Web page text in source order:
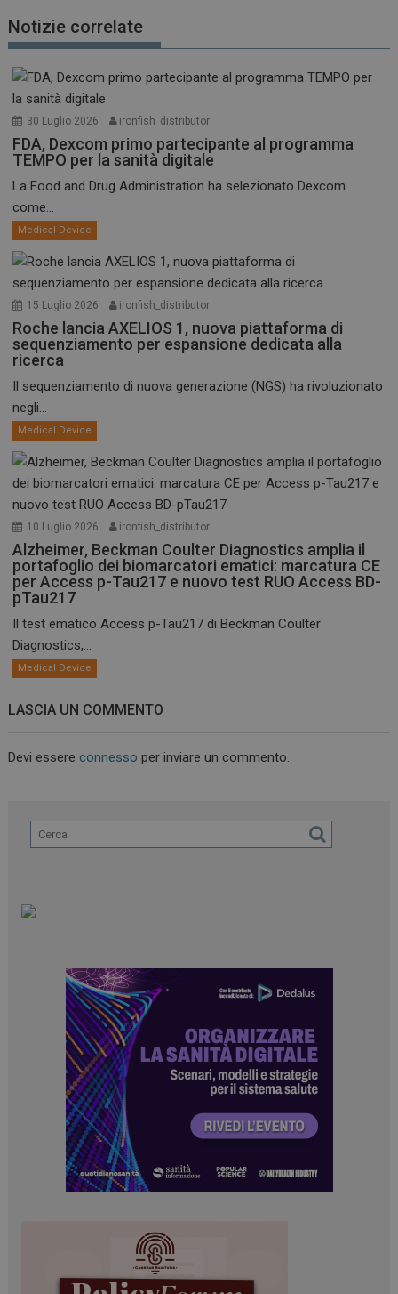
Notizie correlate
30 Luglio 2026 ironfish_distributor
FDA, Dexcom primo partecipante al programma
TEMPO per la sanità digitale
La Food and Drug Administration ha selezionato Dexcom
come...
Medical Device
15 Luglio 2026 ironfish_distributor
Roche lancia AXELIOS 1, nuova piattaforma di
sequenziamento per espansione dedicata alla
ricerca
Il sequenziamento di nuova generazione (NGS) ha rivoluzionato
negli...
Medical Device
10 Luglio 2026 ironfish_distributor
Alzheimer, Beckman Coulter Diagnostics amplia il
portafoglio dei biomarcatori ematici: marcatura CE
per Access p-Tau217 e nuovo test RUO Access BD-
pTau217
Il test ematico Access p-Tau217 di Beckman Coulter
Diagnostics,...
Medical Device
LASCIA UN COMMENTO
Devi essereconnesso per inviare un commento.